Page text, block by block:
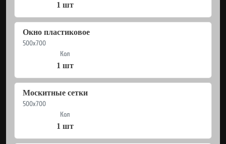
1 шт
Окно пластиковое
500х700
Кол
1 шт
Москитные сетки
500x700
Кол
1 шт